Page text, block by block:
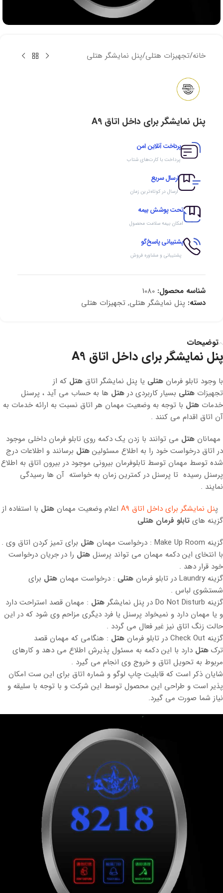
خانه/تجهیزات هتلی/پنل نمایشگر هتلی
پنل نمایشگر برای داخل اتاق A۹
پرداخت آنلاین امن
پرداخت با کارت‌های شتاب
ارسال سریع
ارسال در کوتاه‌ترین زمان
تحت پوشش بیمه
امکان بیمه سلامت محصول
پشتیبانی پاسخ‌گو
پشتیبانی و مشاوره فروش
شناسه محصول: 1080
دسته: پنل نمایشگر هتلی, تجهیزات هتلی
توضیحات
پنل نمایشگر برای داخل اتاق A9
با وجود تابلو فرمان هتلی یا پنل نمایشگر اتاق هتل که از
تجهیزات هتلی بسیار کاربردی در هتل ها به حساب می آید ، پرسنل
خدمات هتل با توجه به وضعیت مهمان هر اتاق نسبت به ارائه خدمات به
آن اتاق اقدام می کنند .
مهمانان هتل می توانند با زدن یک دکمه روی تابلو فرمان داخلی موجود
در اتاق درخواست خود را به اطلاع مسئولین هتل برسانند و اطلاعات درج
شده توسط مهمان توسط تابلوفرمان بیرونی موجود در بیرون اتاق به اطلاع
پرسنل رسیده تا پرسنل در کمترین زمان به خواسته آن ها رسیدگی
نمایند .
پنل نمایشگر برای داخل اتاق A9 اعلام وضعیت مهمان هتل با استفاده از
گزینه های تابلو فرمان هتلی
گزینه Make Up Room : درخواست مهمان
هتل برای تمیز کردن اتاق وی .
با انتخای این دکمه مهمان می تواند پرسنل هتل را در جریان درخواست
خود قرار دهد .
گزینه Laundry در تابلو فرمان
هتلی : درخواست مهمان هتل برای
شستشوی لباس .
گزینه Do Not Disturb در پنل نمایشگر
هتل : مهمان قصد استراحت دارد
و یا مهمان دارد و نمیخواد پرسنل یا فرد دیگری مزاحم وی شود که در این
حالت زنگ اتاق نیز غیر فعال می گردد .
گزینه Check Out در تابلو فرمان
هتل : هنگامی که مهمان قصد
ترک هتل دارد با این دکمه به مسئول پذیرش اطلاع می دهد و کارهای
مربوط به تحویل اتاق و خروج وی انجام می گیرد .
شایان ذکر است که قابلیت چاپ لوگو و شماره اتاق برای این ست امکان
پذیر است و طراحی این محصول توسط این شرکت و با توجه با سلیقه و
نیاز شما صورت می گیرد.